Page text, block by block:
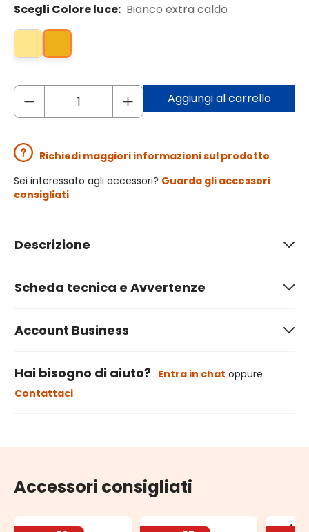
Scegli Colore luce: Bianco extra caldo
Aggiungi al carrello
Richiedi maggiori informazioni sul prodotto
Sei interessato agli accessori? Guarda gli accessori
consigliati
Descrizione
Scheda tecnica e Avvertenze
Account Business
Hai bisogno di aiuto? Entra in chat oppure
Contattaci
Accessori consigliati